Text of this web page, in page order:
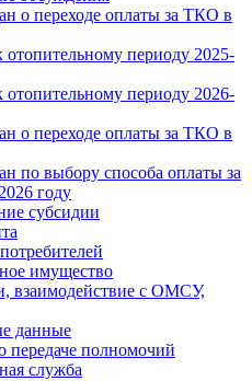
о переходе оплаты за ТКО в
отопительному периоду 2025-
отопительному периоду 2026-
о переходе оплаты за ТКО в
по выбору способа оплаты за
году
субсидии
имущество
взаимодействие с ОМСУ,
данные
передаче полномочий
служба